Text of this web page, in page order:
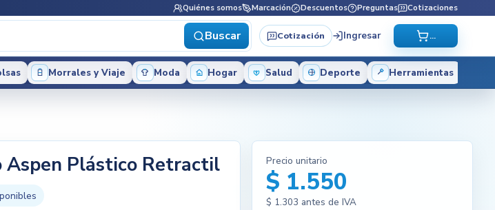
Quiénes somos Marcación Descuentos Preguntas Cotizaciones
Buscar Cotización Ingresar ...
Morrales y Viaje Moda Hogar Salud Deporte Herramientas
Aspen Plástico Retractil Precio unitario
$ 1.550
$ 1.303 antes de IVA